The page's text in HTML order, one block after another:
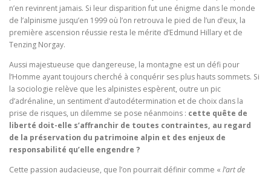
n’en revinrent jamais. Si leur disparition fut une énigme dans le monde
de l’alpinisme jusqu’en 1999 où l’on retrouva le pied de l’un d’eux, la
première ascension réussie resta le mérite d’Edmund Hillary et de
Tenzing Norgay.
Aussi majestueuse que dangereuse, la montagne est un défi pour
l’Homme ayant toujours cherché à conquérir ses plus hauts sommets. Si
la sociologie relève que les alpinistes espèrent, outre un pic
d’adrénaline, un sentiment d’autodétermination et de choix dans la
prise de risques, un dilemme se pose néanmoins : cette quête de
liberté doit-elle s’affranchir de toutes contraintes, au regard
de la préservation du patrimoine alpin et des enjeux de
responsabilité qu’elle engendre ?
Cette passion audacieuse, que l’on pourrait définir comme « l’art de